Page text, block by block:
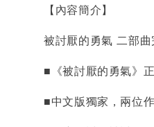
【內容簡介】
被討厭的勇氣 二部
■《被討厭的勇氣》
■中文版獨家，兩位